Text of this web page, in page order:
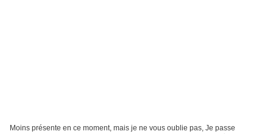
Moins présente en ce moment, mais je ne vous oublie pas, Je passe